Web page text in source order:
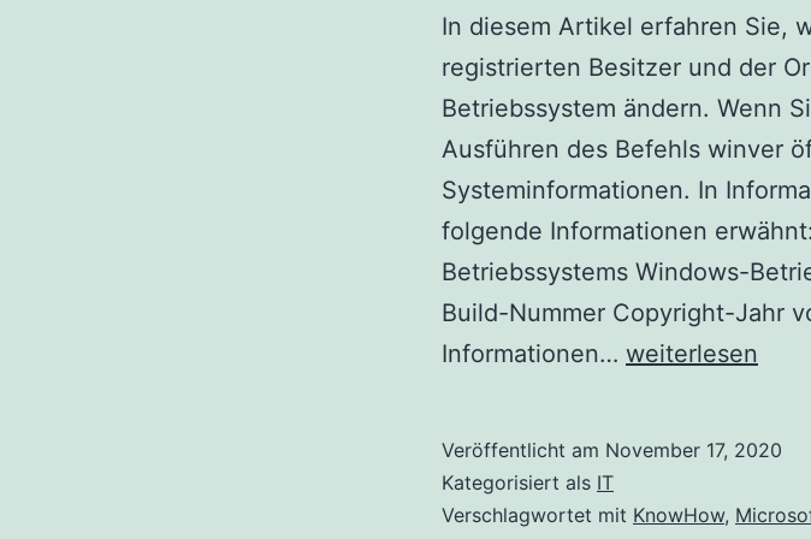
In diesem Artikel erfahren Sie,
registrierten Besitzer und der
Betriebssystem ändern. Wenn
Ausführen des Befehls winver
Systeminformationen. In
folgende Informationen
Betriebssystems Windows-
Build-Nummer Copyright-Jahr
Informationen… Namen
und
weiterlesen
Veröffentlicht am November 17, 2020
Kategorisiert als IT
Verschlagwortet mit KnowHow,